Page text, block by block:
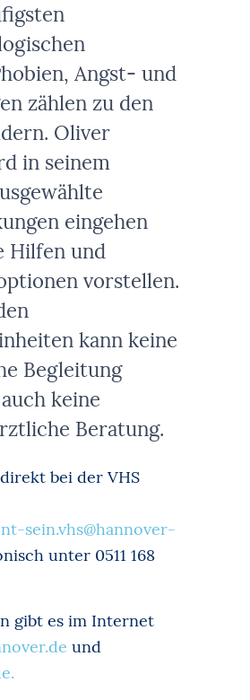
Angst- und
zählen zu den
Oliver
in seinem
eingehen
Hilfen und
vorstellen.
kann keine
Begleitung
keine
Beratung.
bei der VHS
sein.vhs@hannover-
unter 0511 168
gibt es im Internet
und